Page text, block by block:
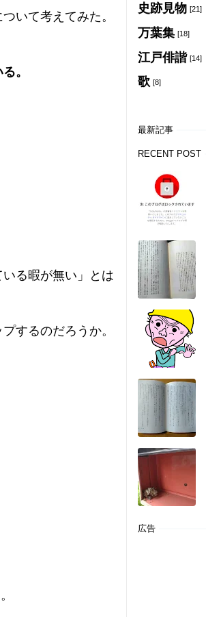
いて考えてみた。
。
る暇が無い」とは
するのだろうか。
史跡見物 [21]
万葉集 [18]
江戸俳諧 [14]
歌 [8]
最新記事
RECENT POST
広告